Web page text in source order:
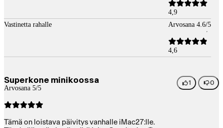
4,9
Vastinetta rahalle
Arvosana 4.6/5
4,6
Superkone minikoossa
Arvosana 5/5
1 0
Tämä on loistava päivitys vanhalle iMac27:lle.